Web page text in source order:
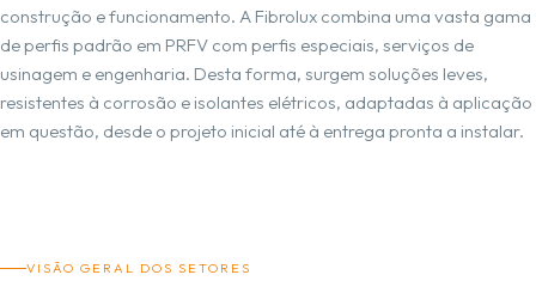
construção e funcionamento. A Fibrolux combina uma vasta gama
de perfis padrão em PRFV com perfis especiais, serviços de
usinagem e engenharia. Desta forma, surgem soluções leves,
resistentes à corrosão e isolantes elétricos, adaptadas à aplicação
em questão, desde o projeto inicial até à entrega pronta a instalar.
VISÃO GERAL DOS SETORES